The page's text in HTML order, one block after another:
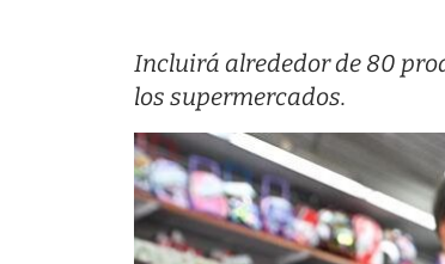
Incluirá alrededor de 80
los supermercados.